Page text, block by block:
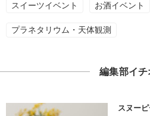
スイーツイベント お酒イベント
プラネタリウム・天体観測
編集部イチ
スヌー